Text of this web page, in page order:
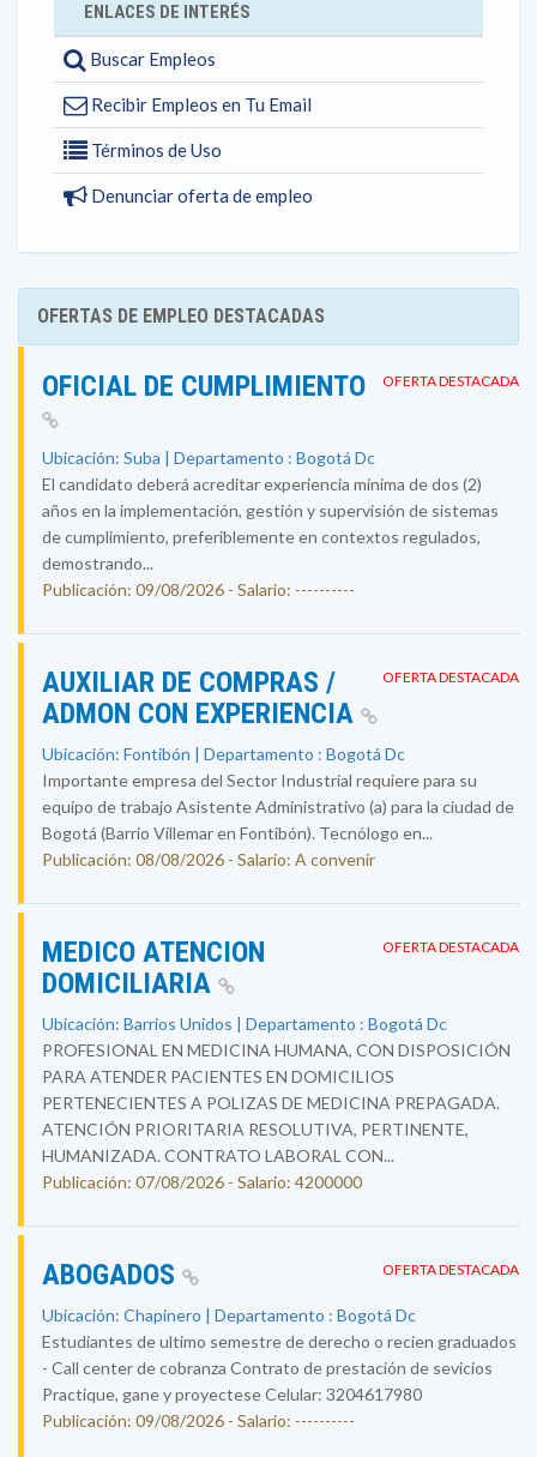
ENLACES DE INTERÉS
Buscar Empleos
Recibir Empleos en Tu Email
Términos de Uso
Denunciar oferta de empleo
OFERTAS DE EMPLEO DESTACADAS
OFERTA DESTACADA
OFICIAL DE CUMPLIMIENTO
Ubicación: Suba | Departamento : Bogotá Dc
El candidato deberá acreditar experiencia mínima de dos (2)
años en la implementación, gestión y supervisión de sistemas
de cumplimiento, preferiblemente en contextos regulados,
demostrando...
Publicación: 09/08/2026 - Salario: ----------
OFERTA DESTACADA
AUXILIAR DE COMPRAS /
ADMON CON EXPERIENCIA
Ubicación: Fontibón | Departamento : Bogotá Dc
Importante empresa del Sector Industrial requiere para su
equipo de trabajo Asistente Administrativo (a) para la ciudad de
Bogotá (Barrio Villemar en Fontibón). Tecnólogo en...
Publicación: 08/08/2026 - Salario: A convenir
OFERTA DESTACADA
MEDICO ATENCION
DOMICILIARIA
Ubicación: Barrios Unidos | Departamento : Bogotá Dc
PROFESIONAL EN MEDICINA HUMANA, CON DISPOSICIÓN
PARA ATENDER PACIENTES EN DOMICILIOS
PERTENECIENTES A POLIZAS DE MEDICINA PREPAGADA.
ATENCIÓN PRIORITARIA RESOLUTIVA, PERTINENTE,
HUMANIZADA. CONTRATO LABORAL CON...
Publicación: 07/08/2026 - Salario: 4200000
OFERTA DESTACADA
ABOGADOS
Ubicación: Chapinero | Departamento : Bogotá Dc
Estudiantes de ultimo semestre de derecho o recien graduados
- Call center de cobranza Contrato de prestación de sevicios
Practique, gane y proyectese Celular: 3204617980
Publicación: 09/08/2026 - Salario: ----------